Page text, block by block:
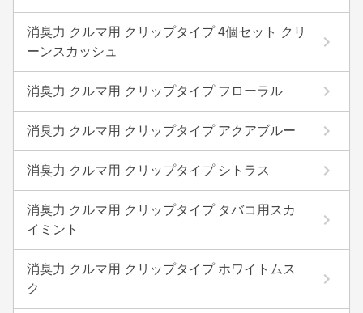
消臭力 クルマ用 クリップタイプ 4個セット クリ
ーンスカッシュ
消臭力 クルマ用 クリップタイプ フローラル
消臭力 クルマ用 クリップタイプ アクアブルー
消臭力 クルマ用 クリップタイプ シトラス
消臭力 クルマ用 クリップタイプ タバコ用スカ
イミント
消臭力 クルマ用 クリップタイプ ホワイトムス
ク